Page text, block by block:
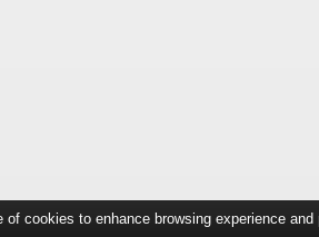
cookies to enhance browsing experience